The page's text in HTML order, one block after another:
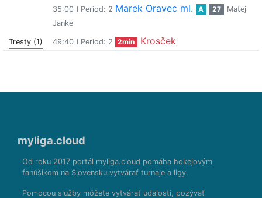
35:00 I Period: 2 Marek Oravec ml. A 27
Matej
Janke
Tresty (1) 49:40 I Period: 2 2min Krosček
myliga.cloud
Od roku 2017 portál myliga.cloud pomáha hokejovým
fanúšikom na Slovensku vytvárať turnaje a ligy.
Pomocou služby môžete vytvárať udalosti, pozývať